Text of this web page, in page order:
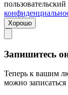
Хорошо
Запишитесь
Теперь к вашим
можно